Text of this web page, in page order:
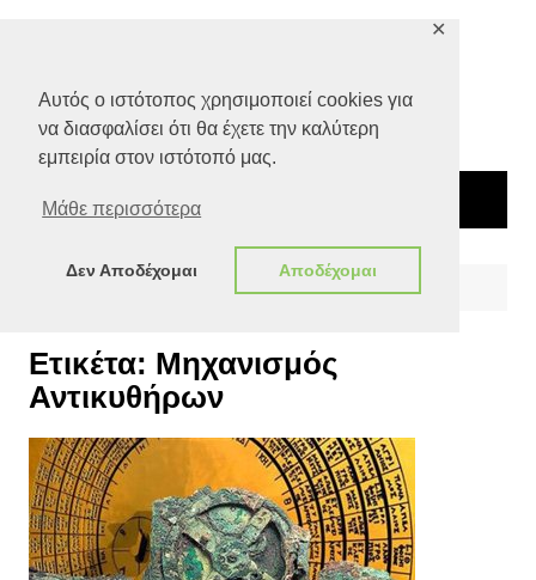
Αυτός ο ιστότοπος χρησιμοποιεί cookies για
να διασφαλίσει ότι θα έχετε την καλύτερη
εμπειρία στον ιστότοπό μας.
Μάθε περισσότερα
Δεν Αποδέχομαι Αποδέχομαι
✕
Μηχανισμός Αντικυθήρων
Ετικέτα: Μηχανισμός
Αντικυθήρων